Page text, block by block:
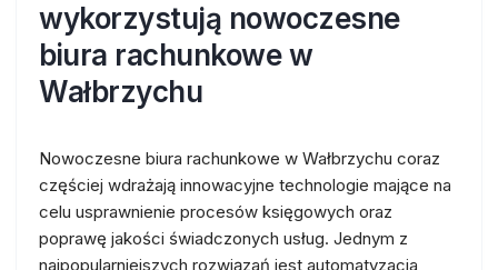
wykorzystują nowoczesne
biura rachunkowe w
Wałbrzychu
Nowoczesne biura rachunkowe w Wałbrzychu coraz
częściej wdrażają innowacyjne technologie mające na
celu usprawnienie procesów księgowych oraz
poprawę jakości świadczonych usług. Jednym z
najpopularniejszych rozwiązań jest automatyzacja